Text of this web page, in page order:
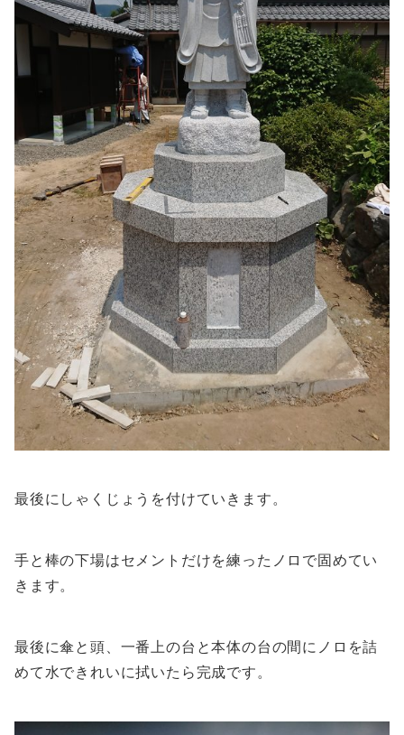
最後にしゃくじょうを付けていきます。
手と棒の下場はセメントだけを練ったノロで固めてい
きます。
最後に傘と頭、一番上の台と本体の台の間にノロを詰
めて水できれいに拭いたら完成です。